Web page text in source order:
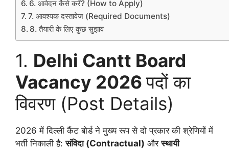
6. आवेदन कैसे करें? (How to Apply)
7. आवश्यक दस्तावेज (Required Documents)
8. तैयारी के लिए कुछ सुझाव
1. Delhi Cantt Board
Vacancy 2026पदों का
विवरण (Post Details)
2026 में दिल्ली कैंट बोर्ड ने मुख्य रूप से दो प्रकार की श्रेणियों में
भर्ती निकाली है:संविदा (Contractual) औरस्थायी